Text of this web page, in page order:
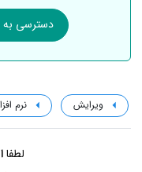
دسترسی به
ویرایش نرم
لطفا